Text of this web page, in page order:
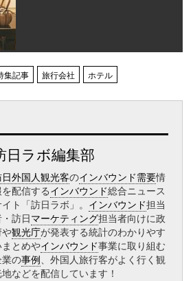
集記事 旅行会社 ホテル
日ラボ編集部
外国人観光客のインバウンド需要情
配信するインバウンド総合ニュース
ト「訪日ラボ」。 インバウンド担当
訪日マーケティング担当者向けに政
や観光庁が発表する統計のわかりやす
まとめやインバウンド事業に取り組む
の事例、外国人旅行客がよく行く観
などを配信しています！